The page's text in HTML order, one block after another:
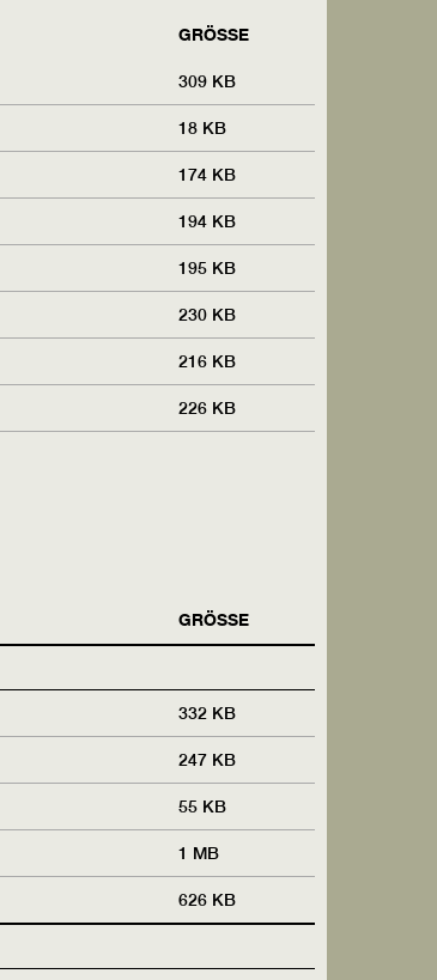
GRÖSSE
309 KB
18 KB
174 KB
194 KB
195 KB
230 KB
216 KB
226 KB
GRÖSSE
332 KB
247 KB
55 KB
1 MB
626 KB